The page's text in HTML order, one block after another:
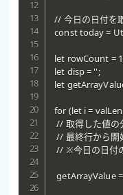
// 今日の日付を
const today =
let rowCount =
let disp = '';
let
for (let i =
// 取得した値
// 最終行から
// ※今日の日
getArrayValue =